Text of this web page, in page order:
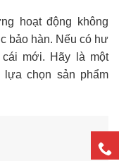
hoạt động không
bảo hàn. Nếu có hư
mới. Hãy là một
chọn sản phẩm